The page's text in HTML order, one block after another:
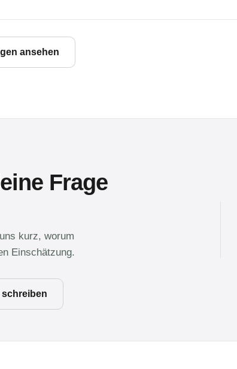
ansehen
Frage
kurz, worum
Einschätzung.
schreiben